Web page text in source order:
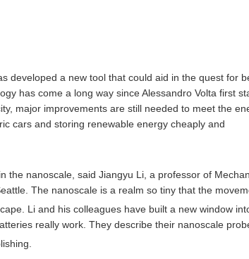
developed a new tool that could aid in the quest for
has come a long way since Alessandro Volta first
major improvements are still needed to meet the
cars and storing renewable energy cheaply and
the nanoscale, said Jiangyu Li, a professor of
The nanoscale is a realm so tiny that the
Li and his colleagues have built a new window
really work. They describe their nanoscale